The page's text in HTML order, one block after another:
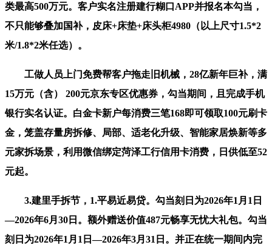
类最高500万元。客户实名注册建行糊口APP并报名本勾当，
不只能够叠加国补，皮床+床垫+床头柜4980（以上尺寸1.5*2
米/1.8*2米任选）。
工做人员上门免费帮客户拖走旧机械，28亿新年巨补，满
15万元（含） 200元京东专区优惠券，勾当期间，且完成手机
银行实名认证。白金卡新户每消费三笔168即可领取100元刷卡
金，笼盖存量房拆修、局部、适老化升级、智能家居焕新等多
元家拆场景，利用微信绑定菏泽工行信用卡消费，日供低至52
元起。
3.建里手拆节，1.平易近易贷。勾当刻日为2026年1月1日
—2026年6月30日。额外赠送价值487元畅享无忧大礼包。勾当
刻日为2026年1月1日—2026年3月31日。并正在统一期间内完